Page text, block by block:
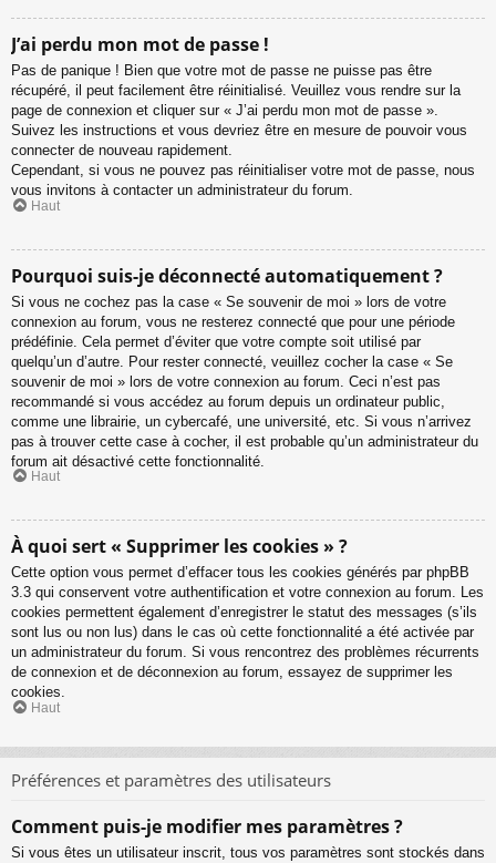
J’ai perdu mon mot de passe !
Pas de panique ! Bien que votre mot de passe ne puisse pas être
récupéré, il peut facilement être réinitialisé. Veuillez vous rendre sur la
page de connexion et cliquer sur « J’ai perdu mon mot de passe ».
Suivez les instructions et vous devriez être en mesure de pouvoir vous
connecter de nouveau rapidement.
Cependant, si vous ne pouvez pas réinitialiser votre mot de passe, nous
vous invitons à contacter un administrateur du forum.
Haut
Pourquoi suis-je déconnecté automatiquement ?
Si vous ne cochez pas la case « Se souvenir de moi » lors de votre
connexion au forum, vous ne resterez connecté que pour une période
prédéfinie. Cela permet d’éviter que votre compte soit utilisé par
quelqu’un d’autre. Pour rester connecté, veuillez cocher la case « Se
souvenir de moi » lors de votre connexion au forum. Ceci n’est pas
recommandé si vous accédez au forum depuis un ordinateur public,
comme une librairie, un cybercafé, une université, etc. Si vous n’arrivez
pas à trouver cette case à cocher, il est probable qu’un administrateur du
forum ait désactivé cette fonctionnalité.
Haut
À quoi sert « Supprimer les cookies » ?
Cette option vous permet d’effacer tous les cookies générés par phpBB
3.3 qui conservent votre authentification et votre connexion au forum. Les
cookies permettent également d’enregistrer le statut des messages (s’ils
sont lus ou non lus) dans le cas où cette fonctionnalité a été activée par
un administrateur du forum. Si vous rencontrez des problèmes récurrents
de connexion et de déconnexion au forum, essayez de supprimer les
cookies.
Haut
Préférences et paramètres des utilisateurs
Comment puis-je modifier mes paramètres ?
Si vous êtes un utilisateur inscrit, tous vos paramètres sont stockés dans